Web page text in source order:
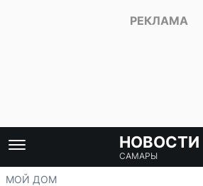
НОВОСТИ
САМАРЫ
МОЙ ДОМ